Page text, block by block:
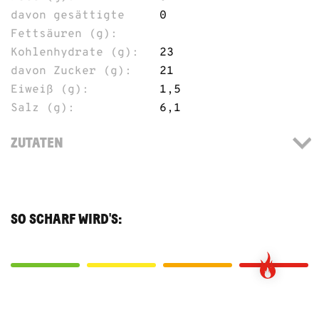
davon gesättigte
Fettsäuren (g):
0
Kohlenhydrate (g):
23
davon Zucker (g):
21
Eiweiß (g):
1,5
Salz (g):
6,1
ZUTATEN
SO SCHARF WIRD'S: